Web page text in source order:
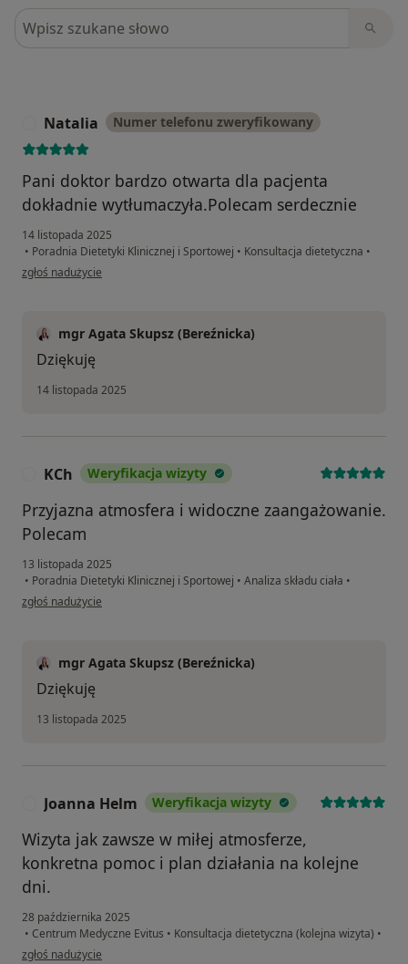
Szukaj w opiniach
Natalia Numer telefonu zweryfikowany
Pani doktor bardzo otwarta dla pacjenta
dokładnie wytłumaczyła.Polecam serdecznie
14 listopada 2025
• Poradnia Dietetyki Klinicznej i Sportowej • Konsultacja dietetyczna •
w opinii użytkownika Natalia
zgłoś nadużycie
mgr Agata Skupsz (Bereźnicka)
Dziękuję
14 listopada 2025
KCh Weryfikacja wizyty
Przyjazna atmosfera i widoczne zaangażowanie.
Polecam
13 listopada 2025
• Poradnia Dietetyki Klinicznej i Sportowej • Analiza składu ciała •
w opinii użytkownika KCh
zgłoś nadużycie
mgr Agata Skupsz (Bereźnicka)
Dziękuję
13 listopada 2025
Joanna Helm Weryfikacja wizyty
Wizyta jak zawsze w miłej atmosferze,
konkretna pomoc i plan działania na kolejne
dni.
28 października 2025
• Centrum Medyczne Evitus • Konsultacja dietetyczna (kolejna wizyta) •
w opinii użytkownika Joanna Helm
zgłoś nadużycie